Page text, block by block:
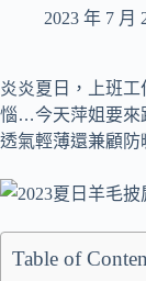
2023 年 7 月
炎炎夏日，上班
惱…今天萍姐要來
透氣輕薄還兼顧防
Table of